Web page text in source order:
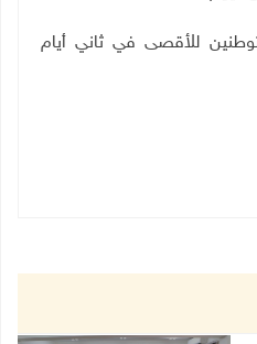
للأقصى في ثاني أيام